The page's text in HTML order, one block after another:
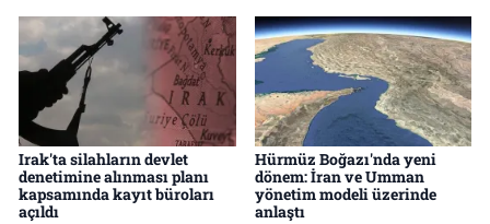
Irak'ta silahların devlet
denetimine alınması planı
kapsamında kayıt büroları
açıldı
Hürmüz Boğazı'nda yeni
dönem: İran ve Umman
yönetim modeli üzerinde
anlaştı